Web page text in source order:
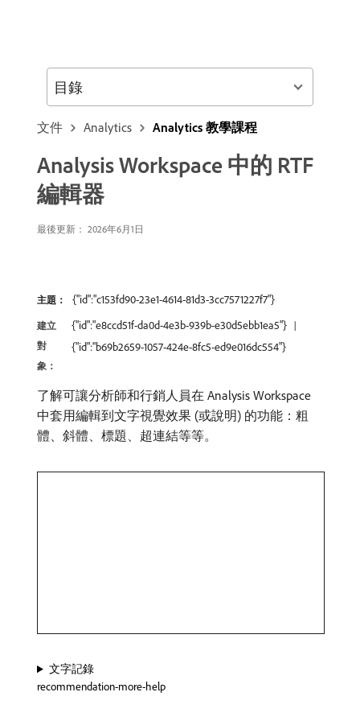
文件 Analytics Analytics 教學課程
Analysis Workspace 中的 RTF
編輯器
最後更新： 2026年6月1日
主題： {"id":"c153fd90-23e1-4614-81d3-3cc7571227f7"}
建立
對
象：
{"id":"e8ccd51f-da0d-4e3b-939b-e30d5ebb1ea5"}
{"id":"b69b2659-1057-424e-8fc5-ed9e016dc554"}
了解可讓分析師和行銷人員在 Analysis Workspace
中套用編輯到文字視覺效果 (或說明) 的功能：粗
體、斜體、標題、超連結等等。
文字記錄
recommendation-more-help
目錄